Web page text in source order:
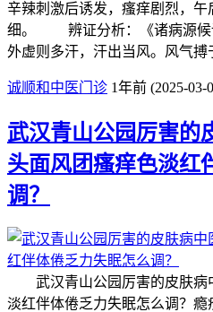
辛辣刺激后诱发，瘙痒剧烈，
细。 辨证分析：《诸病源候
外虚则多汗，汗出当风。风气
诚顺和中医门诊 1年前 (2025-03-
武汉青山公园厉害的
头面风团瘙痒色淡红
调？
武汉青山公园厉害的皮肤病
淡红伴体倦乏力失眠怎么调？